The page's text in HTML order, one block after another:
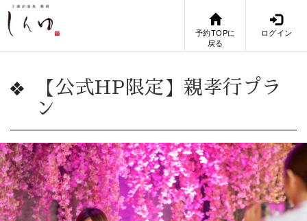
予約TOPに
戻る
ログイン
【公式HP限定】親孝行プラ
ン